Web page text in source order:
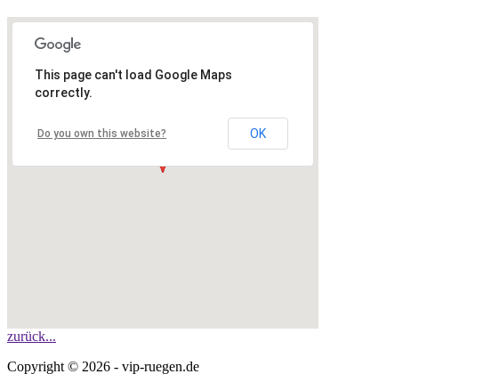
This page can't load Google Maps
correctly.
Do you own this website? OK
zurück...
Copyright © 2026 - vip-ruegen.de